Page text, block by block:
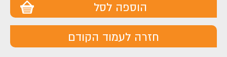
הוספה לסל
חזרה לעמוד הקודם